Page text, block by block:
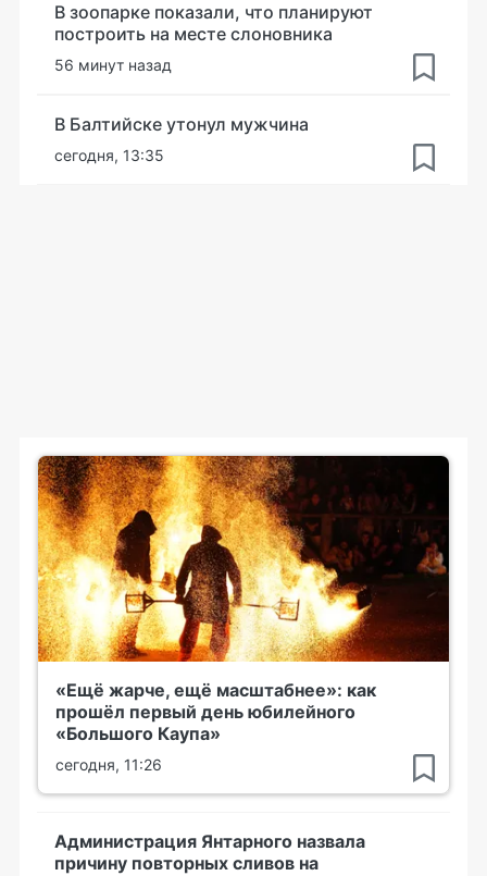
В зоопарке показали, что планируют
построить на месте слоновника
56 минут назад
В Балтийске утонул мужчина
сегодня, 13:35
«Ещё жарче, ещё масштабнее»: как
прошёл первый день юбилейного
«Большого Каупа»
сегодня, 11:26
Администрация Янтарного назвала
причину повторных сливов на